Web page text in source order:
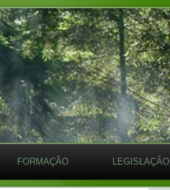
FORMAÇÃO LEGISLAÇÃO